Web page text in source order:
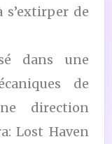
s’extirper de
dans une
de
direction
Lost Haven